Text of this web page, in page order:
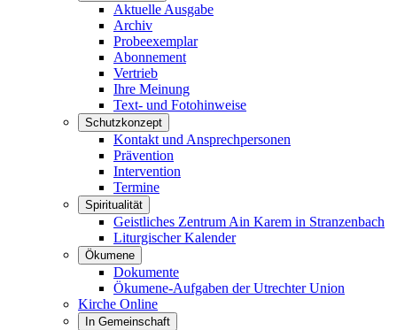
Aktuelle Ausgabe
Archiv
Probeexemplar
Abonnement
Vertrieb
Ihre Meinung
Text- und Fotohinweise
Schutzkonzept
Kontakt und Ansprechpersonen
Prävention
Intervention
Termine
Spiritualität
Geistliches Zentrum Ain Karem in Stranzenbach
Liturgischer Kalender
Ökumene
Dokumente
Ökumene-Aufgaben der Utrechter Union
Kirche Online
In Gemeinschaft